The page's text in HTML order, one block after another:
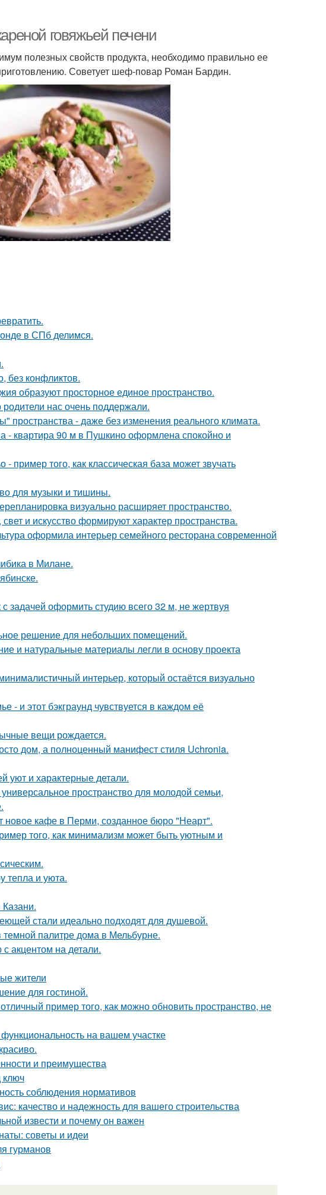
говяжьей печени
полезных свойств продукта, необходимо правильно ее
Советует шеф-повар Роман Бардин.
в СПб делимся.
без конфликтов.
образуют просторное единое пространство.
нас очень поддержали.
- даже без изменения реального климата.
- квартира 90 м в Пушкино оформлена спокойно и
того, как классическая база может звучать
для музыки и тишины.
визуально расширяет пространство.
и искусство формируют характер пространства.
оформила интерьер семейного ресторана современной
в Милане.
задачей оформить студию всего 32 м, не жертвуя
решение для небольших помещений.
и натуральные материалы легли в основу проекта
интерьер, который остаётся визуально
и этот бэкграунд чувствуется в каждом её
вещи рождается.
дом, а полноценный манифест стиля Uchronia.
уют и характерные детали.
пространство для молодой семьи,
новое кафе в Перми, созданное бюро "Неарт".
того, как минимализм может быть уютным и
тепла и уюта.
стали идеально подходят для душевой.
палитре дома в Мельбурне.
акцентом на детали.
жители
для гостиной.
пример того, как можно обновить пространство, не
на вашем участке
и преимущества
ключ
соблюдения нормативов
качество и надежность для вашего строительства
извести и почему он важен
советы и идеи
гурманов